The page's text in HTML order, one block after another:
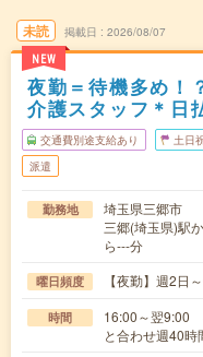
未読
NEW
掲載日 2026/08/07
夜勤＝待機多め！
介護スタッフ＊日
交通費別途支給あり 土日
派遣
勤務地
埼玉県三郷市
三郷(埼玉県)駅
ら---分
曜日頻度 【夜勤】週2日
時間
16:00～翌9:00
と合わせ週40